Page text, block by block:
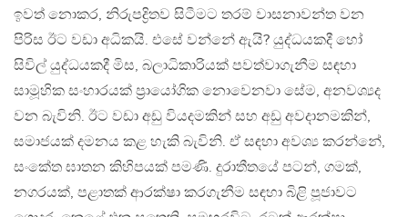
ඉවත් නොකර, නිරුපද්‍රිතව සිටීමට තරම් වාසනාවන්ත වන
පිරිස ඊට වඩා අධිකයි. එසේ වන්නේ ඇයි? යුද්ධයකදී හෝ
සිවිල් යුද්ධයකදී මිස, බලාධිකාරියක් පවත්වාගැනීම සඳහා
සාමූහික සංහාරයක් ප්‍රායෝගික නොවෙනවා සේම, අනවශ්‍යද
වන බැවිනි. ඊට වඩා අඩු වියදමකින් සහ අඩු අවදානමකින්,
සමාජයක් දමනය කළ හැකි බැවිනි. ඒ සඳහා අවශ්‍ය කරන්නේ,
සංකේත ඝාතන කිහිපයක් පමණි. දුරාතීතයේ පටන්, ගමක්,
නගරයක්, පළාතක් ආරක්ෂා කරගැනීම සඳහා බිළි පූජාවට